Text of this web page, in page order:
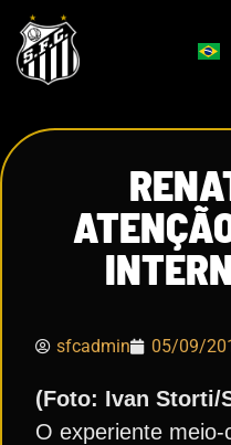
sfcadmin 05/09/
(Foto: Ivan Storti/
O experiente